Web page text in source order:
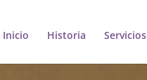
Inicio Historia Servicios